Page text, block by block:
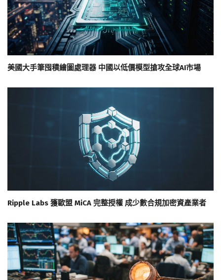
美國大手筆囤積繪圖處理器 中國以低價模型搶攻全球AI市場
Ripple Labs 獲歐盟 MiCA 完整授權 成少數合規加密資產業者